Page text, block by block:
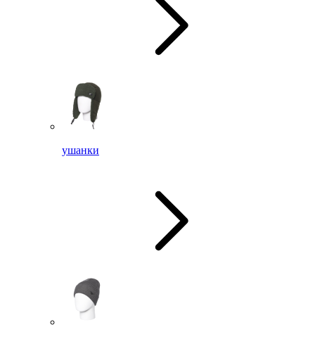
ушанки